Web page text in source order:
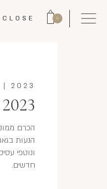
0
CLOSE
2023
|
הכרם
הנעות
ונוטפי
חדשים.